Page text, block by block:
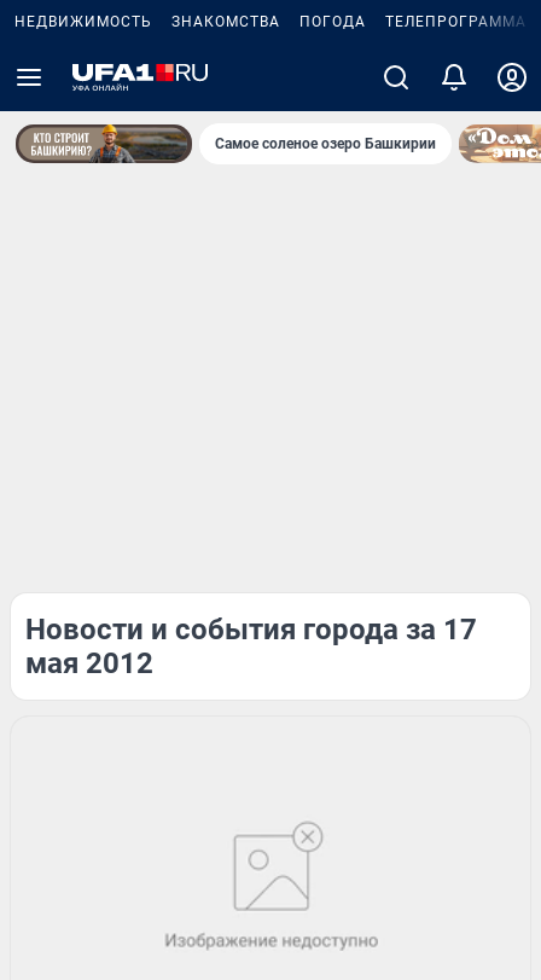
НЕДВИЖИМОСТЬ ЗНАКОМСТВА ПОГОДА ТЕЛЕПРОГРАММА
Самое соленое озеро Башкирии
Новости и события города за 17
мая 2012